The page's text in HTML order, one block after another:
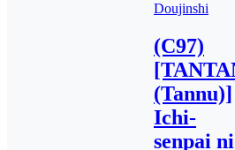
Doujinshi
(C97)
(Tannu)]
Ichi-
senpai ni